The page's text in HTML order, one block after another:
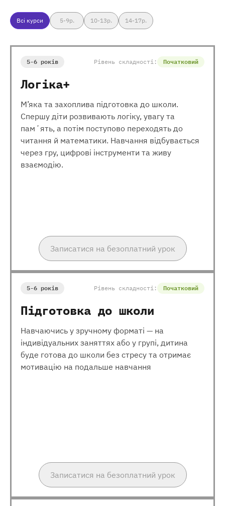
Всі курси 5-9р. 10-13р. 14-17р.
5-6 років Рівень складності: Початковий
Логіка+
М’яка та захоплива підготовка до школи.
Спершу діти розвивають логіку, увагу та
памʼять, а потім поступово переходять до
читання й математики. Навчання відбувається
через гру, цифрові інструменти та живу
взаємодію.
Записатися на безоплатний урок
5-6 років Рівень складності: Початковий
Підготовка до школи
Навчаючись у зручному форматі — на
індивідуальних заняттях або у групі, дитина
буде готова до школи без стресу та отримає
мотивацію на подальше навчання
Записатися на безоплатний урок